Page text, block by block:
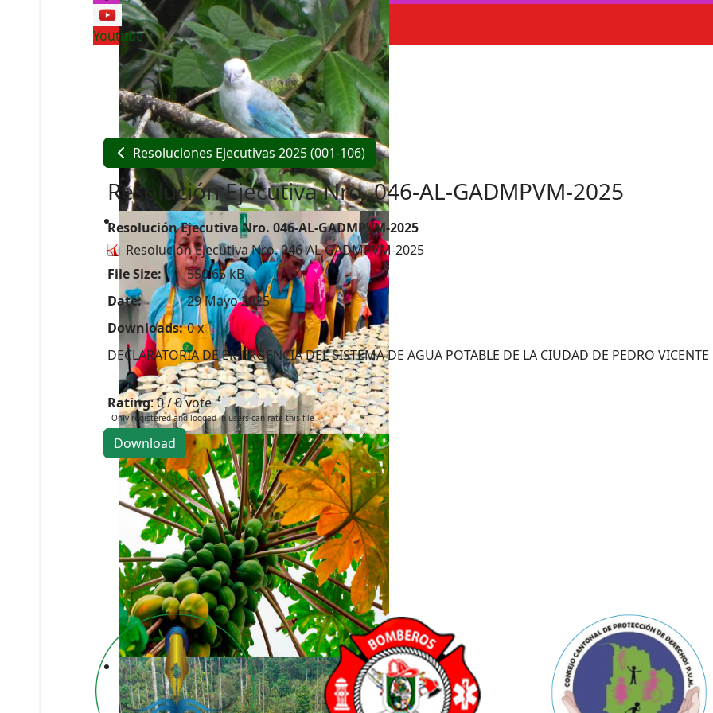
Youtube
Resoluciones Ejecutivas 2025 (001-106)
Resolución Ejecutiva Nro. 046-AL-GADMPVM-2025
Resolución Ejecutiva Nro. 046-AL-GADMPVM-2025
Resolución Ejecutiva Nro. 046-AL-GADMPVM-2025
File Size:
550.65 kB
Date:
29 Mayo 2025
Downloads: 0 x
DECLARATORIA DE EMERGENCIA DEL SISTEMA DE AGUA POTABLE DE LA CIUDAD DE PEDRO
Rating: 0 / 0 vote
Only registered and logged in users can rate this file